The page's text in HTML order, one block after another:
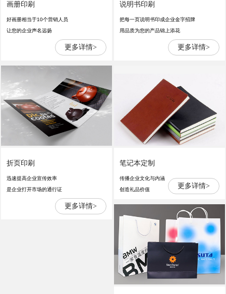
画册印刷
好画册相当于10个营销人员
让您的企业声名远扬
更多详情>
说明书印刷
把每一页说明书印成企业金字招牌
用品质为您的产品锦上添花
更多详情>
折页印刷
迅速提高企业宣传效率
是企业打开市场的通行证
更多详情>
笔记本定制
传播企业文化与内涵
创造礼品价值
更多详情>